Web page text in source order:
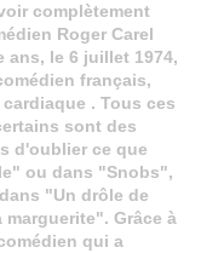
complètement
Roger Carel
le 6 juillet 1974,
français,
. Tous ces
sont des
d'oublier ce que
ou dans "Snobs",
"Un drôle de
Grâce à
qui a